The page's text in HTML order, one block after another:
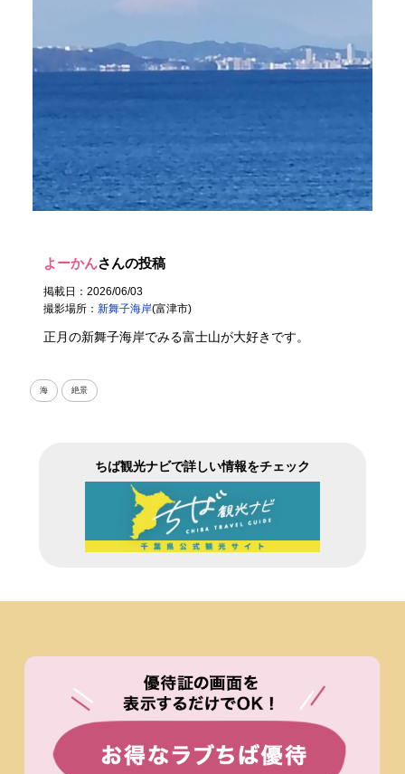
よーかんさんの投稿
掲載日：2026/06/03
撮影場所：新舞子海岸(富津市)
正月の新舞子海岸でみる富士山が大好きです。
海 絶景
ちば観光ナビで詳しい情報をチェック